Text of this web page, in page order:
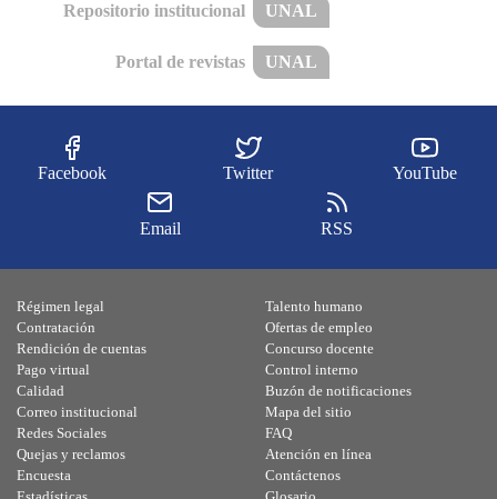
Repositorio institucional UNAL
Portal de revistas UNAL
Facebook Twitter YouTube
Email RSS
Régimen legal
Contratación
Rendición de cuentas
Pago virtual
Calidad
Talento humano
Ofertas de empleo
Concurso docente
Control interno
Buzón de notificaciones
Correo institucional
Redes Sociales
Quejas y reclamos
Encuesta
Mapa del sitio
FAQ
Atención en línea
Contáctenos